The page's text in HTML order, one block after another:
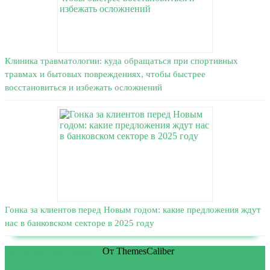
Клиника травматологии: куда обращаться при спортивных
травмах и бытовых повреждениях, чтобы быстрее
восстановиться и избежать осложнений
Гонка за клиентов перед Новым годом: какие предложения ждут
нас в банковском секторе в 2025 году
От ThemesCaliber